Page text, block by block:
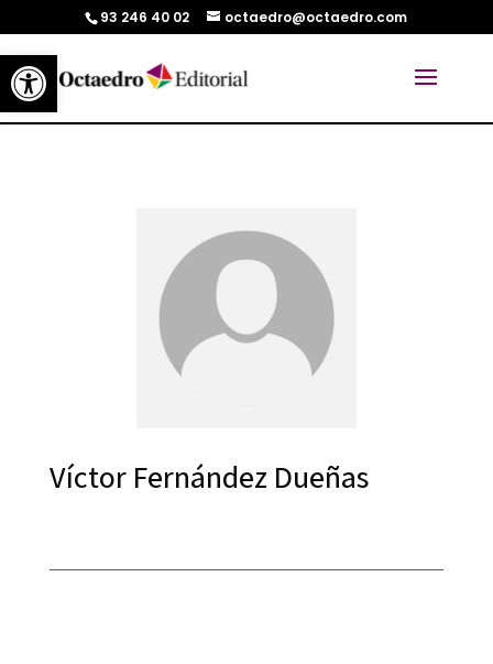
Abrir barra de herramientas
93 246 40 02 octaedro@octaedro.com
Víctor Fernández Dueñas